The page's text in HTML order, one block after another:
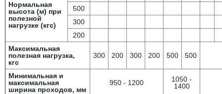
Нормальная
высота (м) при
полезной
нагрузке (кгс)
500
300
200
Максимальная
полезная нагрузка,
кгс
300 200 300 200 500 500
Минимальная и
максимальная
ширина проходов, мм
950 - 1200
1050 -
1400